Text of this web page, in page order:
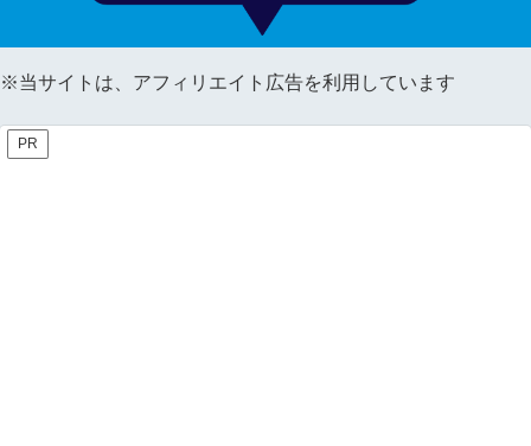
※当サイトは、アフィリエイト広告を利用しています
PR